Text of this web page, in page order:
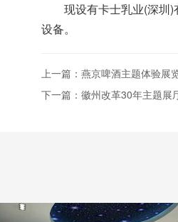
现设有卡士乳业(深圳)
设备。
上一篇： 燕京啤酒主题体验展
下一篇： 徽州改革30年主题展